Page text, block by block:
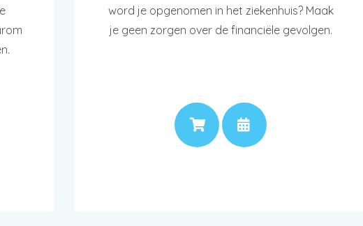
word je opgenomen in het ziekenhuis? Maak
je geen zorgen over de financiële gevolgen.
PRIJS